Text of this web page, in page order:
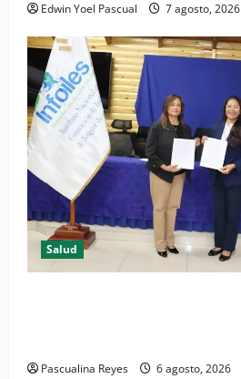
Edwin Yoel Pascual 7 agosto, 2026
Salud
Pascualina Reyes 6 agosto, 2026